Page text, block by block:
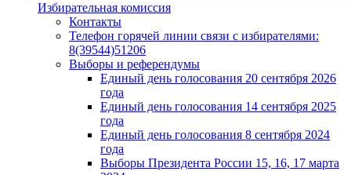
Избирательная комиссия
Контакты
Телефон горячей линии связи с избирателями:
8(39544)51206
Выборы и референдумы
Единый день голосования 20 сентября 2026
года
Единый день голосования 14 сентября 2025
года
Единый день голосования 8 сентября 2024
года
Выборы Президента России 15, 16, 17 марта